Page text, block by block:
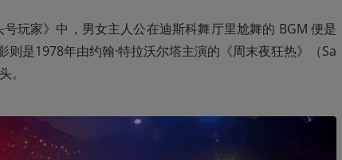
玩家》中，男女主人公在迪斯科舞厅里尬舞的 BGM 便是
是1978年由约翰·特拉沃尔塔主演的《周末夜狂热》（Sa
。